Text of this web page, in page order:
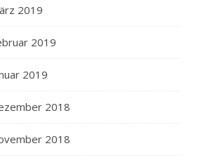
2019
2019
2019
2018
2018